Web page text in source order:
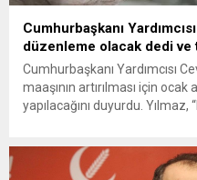
Cumhurbaşkanı
düzenleme olacak dedi ve
Cumhurbaşkanı Yardımcısı
maaşının artırılması için
yapılacağını duyurdu.
gerçekleşecektir” dedi.